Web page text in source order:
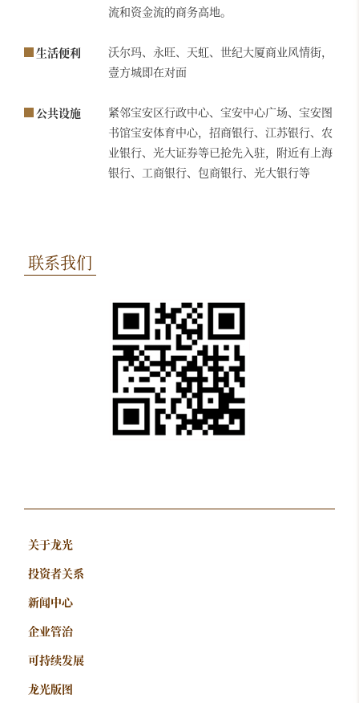
流和资金流的商务高地。
生活便利
沃尔玛、永旺、天虹、世纪大厦商业风情街，
壹方城即在对面
公共设施
紧邻宝安区行政中心、宝安中心广场、宝安图
书馆宝安体育中心，招商银行、江苏银行、农
业银行、光大证券等已抢先入驻，附近有上海
银行、工商银行、包商银行、光大银行等
联系我们
关于龙光
投资者关系
新闻中心
企业管治
可持续发展
龙光版图